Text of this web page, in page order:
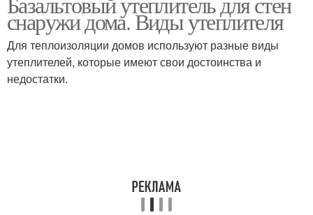
Сыпучий утеплитель
снаружи дома. Виды утеплителя
Для теплоизоляции домов используют разные виды
утеплителей, которые имеют свои достоинства и
недостатки.